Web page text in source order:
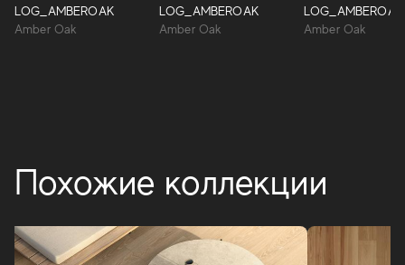
LOG_AMBEROAK
Amber Oak
LOG_AMBEROAK
Amber Oak
LOG_AMBEROAK
Amber Oak
воссоздав ее типичные прожилки.
Похожие коллекции